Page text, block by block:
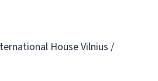
House Vilnius /